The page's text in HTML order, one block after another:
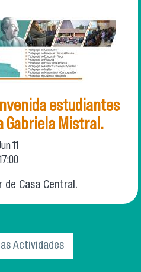
estudiantes
Gabriela Mistral.
11
de Casa Central.
Actividades